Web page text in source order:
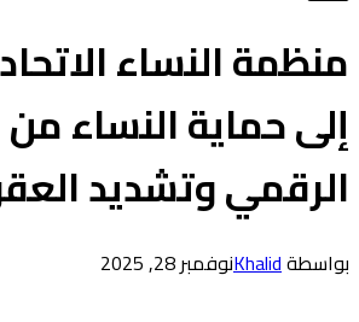
منظمة النساء
إلى حماية النساء
الرقمي وتشديد
بواسطةKhalidنوفمبر 28, 2025